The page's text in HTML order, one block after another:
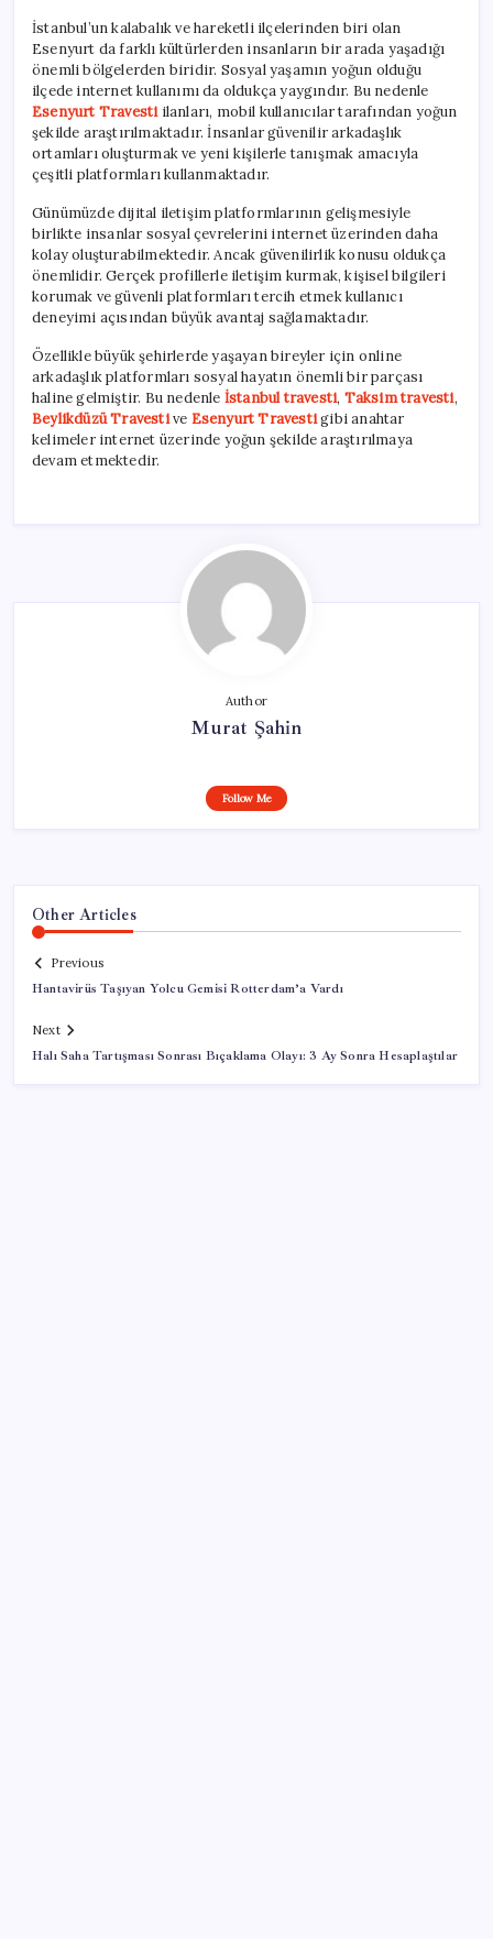
İstanbul’un kalabalık ve hareketli ilçelerinden biri olan
Esenyurt da farklı kültürlerden insanların bir arada yaşadığı
önemli bölgelerden biridir. Sosyal yaşamın yoğun olduğu
ilçede internet kullanımı da oldukça yaygındır. Bu nedenle
Esenyurt Travestiilanları, mobil kullanıcılar tarafından yoğun
şekilde araştırılmaktadır. İnsanlar güvenilir arkadaşlık
ortamları oluşturmak ve yeni kişilerle tanışmak amacıyla
çeşitli platformları kullanmaktadır.
Günümüzde dijital iletişim platformlarının gelişmesiyle
birlikte insanlar sosyal çevrelerini internet üzerinden daha
kolay oluşturabilmektedir. Ancak güvenilirlik konusu oldukça
önemlidir. Gerçek profillerle iletişim kurmak, kişisel bilgileri
korumak ve güvenli platformları tercih etmek kullanıcı
deneyimi açısından büyük avantaj sağlamaktadır.
Özellikle büyük şehirlerde yaşayan bireyler için online
arkadaşlık platformları sosyal hayatın önemli bir parçası
haline gelmiştir. Bu nedenle İstanbul travesti, Taksim travesti,
Beylikdüzü Travestive Esenyurt Travestigibi anahtar
kelimeler internet üzerinde yoğun şekilde araştırılmaya
devam etmektedir.
Author
Murat Şahin
Follow Me
Other Articles
Previous
Hantavirüs Taşıyan Yolcu Gemisi Rotterdam’a Vardı
Next
Halı Saha Tartışması Sonrası Bıçaklama Olayı: 3 Ay Sonra Hesaplaştılar